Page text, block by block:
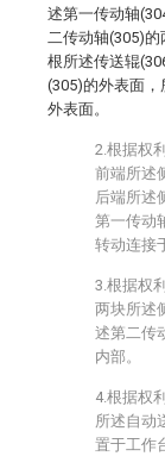
述第一传动轴
二传动轴(305)
根所述传送辊
(305)的外表面
外表面。
2.根据权
前端所述
后端所述
第一传动
转动连接
3.根据权
两块所述
述第二传
内部。
4.根据权
所述自动
置于工作